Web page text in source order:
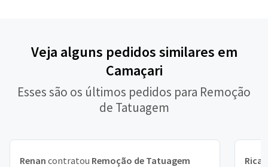
Veja alguns pedidos similares em
Camaçari
Esses são os últimos pedidos para Remoção
de Tatuagem
Renan contratou Remoção de Tatuagem